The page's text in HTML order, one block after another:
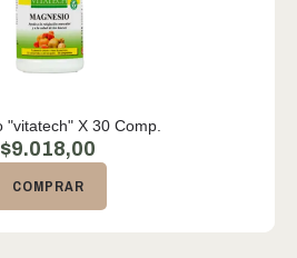
Magnesio "vitatech" X 30 Comp.
$9.018,00
COMPRAR